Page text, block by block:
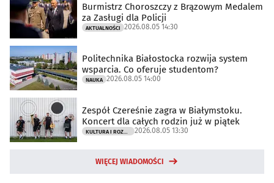
Burmistrz Choroszczy z Brązowym Medalem
za Zasługi dla Policji
AKTUALNOŚCI 2026.08.05 14:30
Politechnika Białostocka rozwija system
wsparcia. Co oferuje studentom?
NAUKA 2026.08.05 14:00
Zespół Czereśnie zagra w Białymstoku.
Koncert dla całych rodzin już w piątek
2026.08.05 13:30
WIĘCEJ WIADOMOŚCI